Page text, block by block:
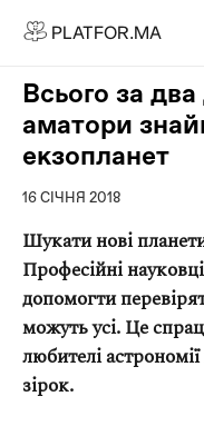
PLATFOR.MA
PLATFOR.MA
Контакти
МЕДІА
Спецпроєкти
Співпраця
АГЕНЦІЯ
Про агенцію
Кейси
Всього за
аматори
екзопланет
16 СІЧНЯ 2018
Шукати нові
Професійні
допомогти
можуть усі. Це
любителі
зірок.